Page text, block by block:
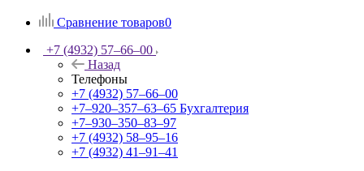
Сравнение товаров0
+7 (4932) 57‒66‒00
Назад
Телефоны
+7 (4932) 57‒66‒00
+7‒920‒357‒63‒65 Бухгалтерия
+7‒930‒350‒83‒97
+7 (4932) 58‒95‒16
+7 (4932) 41‒91‒41